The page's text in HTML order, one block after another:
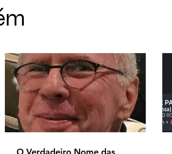
O Verdadeiro Nome das